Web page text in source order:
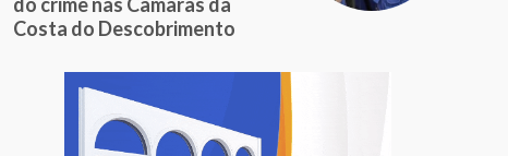
Costa do Descobrimento